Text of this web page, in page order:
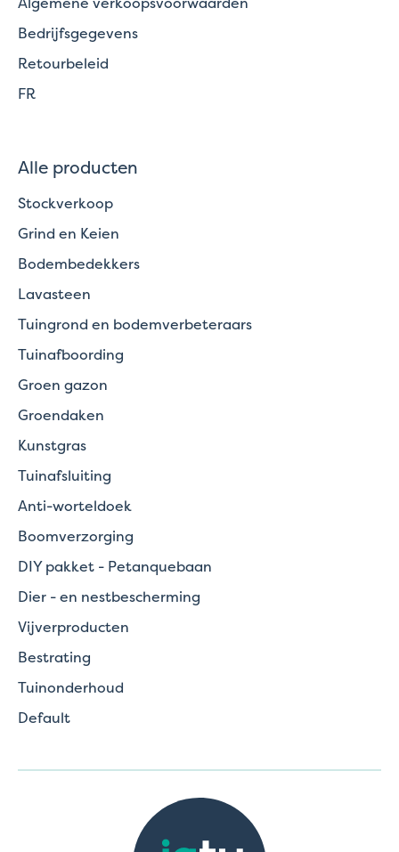
Bedrijfsgegevens
Retourbeleid
FR
Alle producten
Stockverkoop
Grind en Keien
Bodembedekkers
Lavasteen
Tuingrond en bodemverbeteraars
Tuinafboording
Groen gazon
Groendaken
Kunstgras
Tuinafsluiting
Anti-worteldoek
Boomverzorging
DIY pakket - Petanquebaan
Dier - en nestbescherming
Vijverproducten
Bestrating
Tuinonderhoud
Default